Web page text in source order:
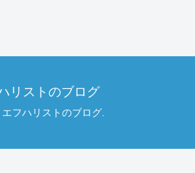
リストのブログ
フハリストのブログ.